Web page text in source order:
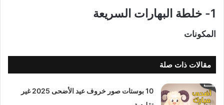
1- خلطة البهارات السريعة
المكونات
مقالات ذات صلة
10 بوستات صور خروف عيد الأضحى 2025 غير